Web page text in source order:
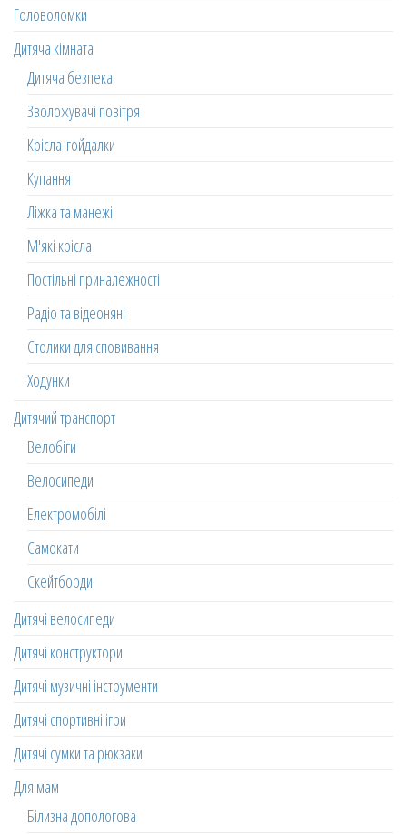
Головоломки
Дитяча кімната
Дитяча безпека
Зволожувачі повітря
Крісла-гойдалки
Купання
Ліжка та манежі
М'які крісла
Постільні приналежності
Радіо та відеоняні
Столики для сповивання
Ходунки
Дитячий транспорт
Велобіги
Велосипеди
Електромобілі
Самокати
Скейтборди
Дитячі велосипеди
Дитячі конструктори
Дитячі музичні інструменти
Дитячі спортивні ігри
Дитячі сумки та рюкзаки
Для мам
Білизна допологова